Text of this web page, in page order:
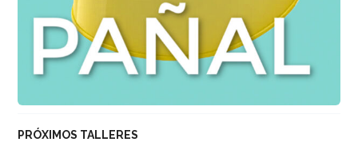
PRÓXIMOS TALLERES